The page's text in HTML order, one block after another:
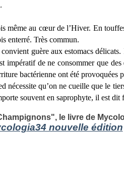
même au cœur de l’Hiver. En
enterré. Très commun.
guère aux estomacs
impératif de ne consommer que des
bactérienne ont été provoquées
nécessite qu’on ne cueille que le
souvent en saprophyte, il est dit
le livre de
nouvelle édition